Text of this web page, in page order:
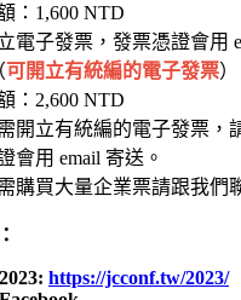
：1,600 NTD
電子發票，發票憑證會用
可開立有統編的電子發票）
：2,600 NTD
開立有統編的電子發票，
會用 email 寄送。
購買大量企業票請跟我們
https://jcconf.tw/2023/